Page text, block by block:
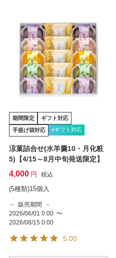
期間限定 ギフト対応
手提げ袋対応 eギフト対応
涼菓詰合せ(水羊羹10・月化粧
5)【4/15～8月中旬発送限定】
4,000 税込
(5種類)15個入
販売期間
2026/06/01 0:00 〜
2026/08/15 0:00
5.00